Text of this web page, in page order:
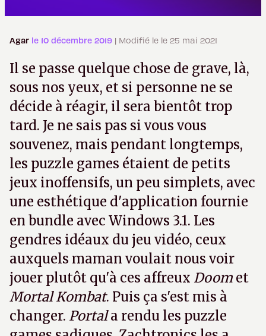
Agar le 10 décembre 2019 | Modifié le le 25 mai 2021
Il se passe quelque chose de grave, là,
sous nos yeux, et si personne ne se
décide à réagir, il sera bientôt trop
tard. Je ne sais pas si vous vous
souvenez, mais pendant longtemps,
les puzzle games étaient de petits
jeux inoffensifs, un peu simplets, avec
une esthétique d'application fournie
en bundle avec Windows 3.1. Les
gendres idéaux du jeu vidéo, ceux
auxquels maman voulait nous voir
jouer plutôt qu'à ces affreux Doom et
Mortal Kombat. Puis ça s'est mis à
changer. Portala rendu les puzzle